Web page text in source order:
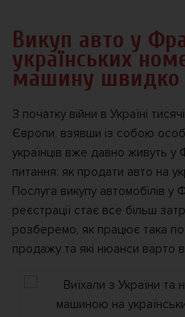
Викуп авто у
українських
машину швидко
З початку війни в Україні
Європи, взявши із собою
українців вже давно живуть у
питання: як продати авто на
Послуга викупу автомобілів у
реєстрації стає все більш
розберемо, як працює така
продажу та які нюанси варто